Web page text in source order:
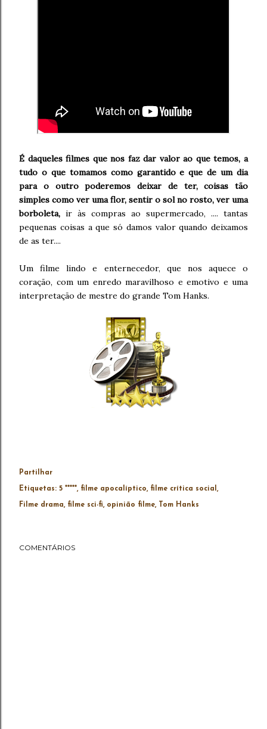
É daqueles filmes que nos faz dar valor ao que temos, a
tudo o que tomamos como garantido e que de um dia
para o outro poderemos deixar de ter, coisas tão
simples como ver uma flor, sentir o sol no rosto, ver uma
borboleta, ir às compras ao supermercado, .... tantas
pequenas coisas a que só damos valor quando deixamos
de as ter....
Um filme lindo e enternecedor, que nos aquece o
coração, com um enredo maravilhoso e emotivo e uma
interpretação de mestre do grande Tom Hanks.
Partilhar
Etiquetas: 5 ***** filme apocalíptico filme crítica social
Filme drama filme sci-fi opinião filme Tom Hanks
COMENTÁRIOS